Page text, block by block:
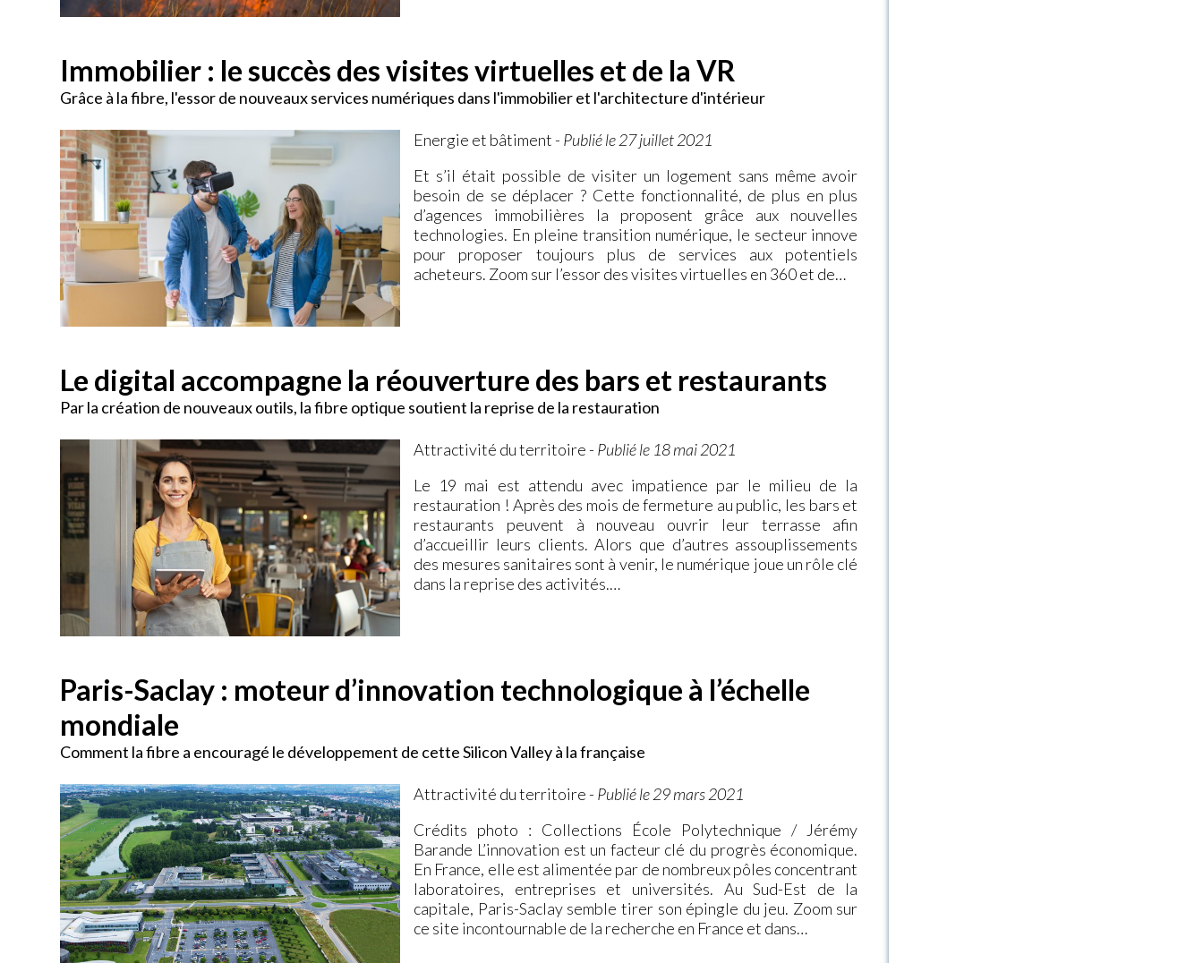
Immobilier : le succès des visites virtuelles et de la VR
Grâce à la fibre, l'essor de nouveaux services numériques dans l'immobilier et l'architecture d'intérieur
Energie et bâtiment - Publié le 27 juillet 2021
Et s’il était possible de visiter un logement sans même avoir
besoin de se déplacer ? Cette fonctionnalité, de plus en plus
d’agences immobilières la proposent grâce aux nouvelles
technologies. En pleine transition numérique, le secteur innove
pour proposer toujours plus de services aux potentiels
acheteurs. Zoom sur l’essor des visites virtuelles en 360 et de…
Le digital accompagne la réouverture des bars et restaurants
Par la création de nouveaux outils, la fibre optique soutient la reprise de la restauration
Attractivité du territoire - Publié le 18 mai 2021
Le 19 mai est attendu avec impatience par le milieu de la
restauration ! Après des mois de fermeture au public, les bars et
restaurants peuvent à nouveau ouvrir leur terrasse afin
d’accueillir leurs clients. Alors que d’autres assouplissements
des mesures sanitaires sont à venir, le numérique joue un rôle clé
dans la reprise des activités.…
Paris-Saclay : moteur d’innovation technologique à l’échelle
mondiale
Comment la fibre a encouragé le développement de cette Silicon Valley à la française
Attractivité du territoire - Publié le 29 mars 2021
Crédits photo : Collections École Polytechnique / Jérémy
Barande L’innovation est un facteur clé du progrès économique.
En France, elle est alimentée par de nombreux pôles concentrant
laboratoires, entreprises et universités. Au Sud-Est de la
capitale, Paris-Saclay semble tirer son épingle du jeu. Zoom sur
ce site incontournable de la recherche en France et dans…